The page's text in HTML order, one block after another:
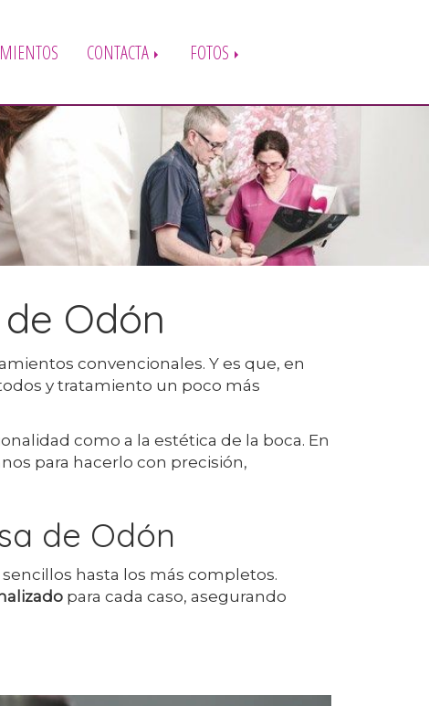
CONTACTA
FOTOS
Odón
convencionales. Y es que, en
y tratamiento un poco más
como a la estética de la boca. En
para hacerlo con precisión,
de Odón
hasta los más completos.
para cada caso, asegurando